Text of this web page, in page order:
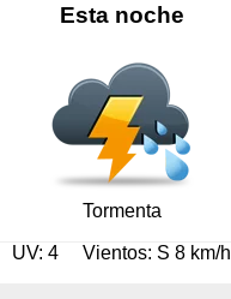
Esta noche
Tormenta
UV: 4 Vientos: S 8 km/h